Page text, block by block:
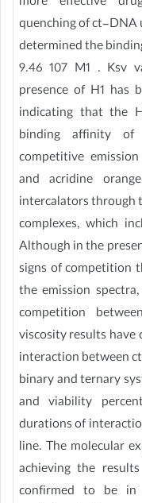
quenching of ct-DNA
determined the
9.46 107 M1 . Ksv
presence of H1 has
indicating that the
binding affinity
competitive
and acridine
intercalators through
complexes, which
Although in the
signs of competition
the emission
competition
viscosity results
interaction between
binary and ternary
and viability
durations of
line. The molecular
achieving the
confirmed to be in